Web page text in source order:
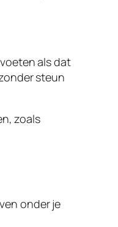
als dat
steun
zoals
onder je